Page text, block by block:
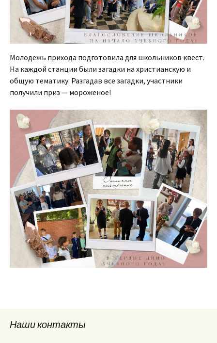
Молодежь прихода подготовила для школьников квест.
На каждой станции были загадки на христианскую и
общую тематику. Разгадав все загадки, участники
получили приз — мороженое!
Наши контакты